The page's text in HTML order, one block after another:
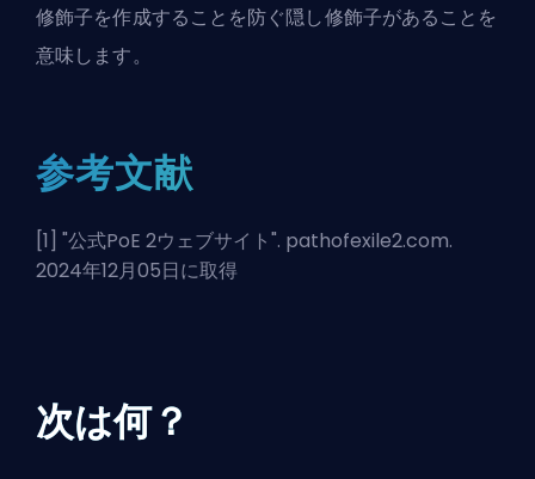
修飾子を作成することを防ぐ隠し修飾子があることを
意味します。
参考文献
[1] "公式PoE 2ウェブサイト". pathofexile2.com.
2024年12月05日に取得
次は何？